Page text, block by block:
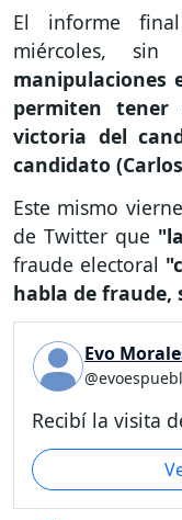
El informe
miércoles, sin
manipulaciones
permiten tener
victoria del
candidato
Este mismo
de Twitter que
fraude electoral
habla de fraude,
Evo
Recibí la visita